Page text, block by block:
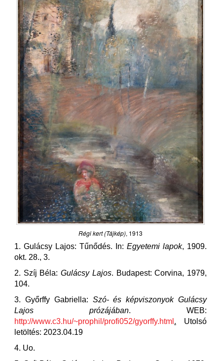
Régi kert (Tájkép), 1913
1. Gulácsy Lajos: Tűnődés. In: Egyetemi lapok, 1909.
okt. 28., 3.
2. Szíj Béla:Gulácsy Lajos. Budapest: Corvina, 1979,
104.
3. Győrffy Gabriella: Szó- és képviszonyok Gulácsy
Lajos prózájában. WEB:
http://www.c3.hu/~prophil/profi052/gyorffy.html . Utolsó
letöltés: 2023.04.19
4. Uo.